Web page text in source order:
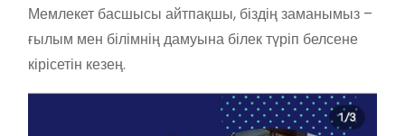
Мемлекет басшысы айтпақшы, біздің заманымыз –
ғылым мен білімнің дамуына білек түріп белсене
кірісетін кезең.